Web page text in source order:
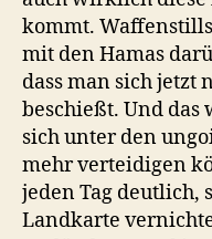
kommt.
mit den Hamas
dass man sich jetzt
beschießt. Und das
sich unter den
mehr verteidigen
jeden Tag deutlich,
Landkarte